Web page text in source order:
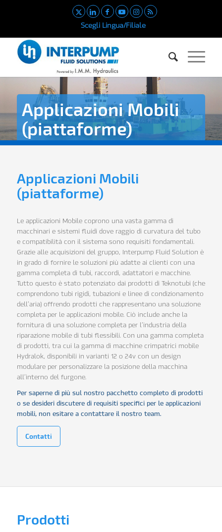
Scegli Lingua/Filiale
Applicazioni Mobili
(piattaforme)
Applicazioni Mobili
(piattaforme)
Le applicazioni Mobile coprono una vasta gamma di
macchinari e sistemi fluidi dove raggio di curvatura del tubo
e compatibilità con il sistema sono requisiti fondamentali.
Grazie alle acquisizioni del gruppo, Interpump Fluid Solution è
in grado di fornire le soluzioni più adatte ai clienti con una
gamma completa di tubi, raccordi, adattatori e macchine.
Tutto questo è stato potenziato dai prodotti di Teknotubi (che
comprendono tubi rigidi, tubazioni e linee di condizionamento
dell’aria) offrendo prodotti che rappresentano una soluzione
completa per le applicazioni mobile. Ciò include anche la
fornitura di una soluzione completa per l’industria della
riparazione mobile di tubi flessibili. Con una gamma completa
di prodotti, tra cui la gamma di macchine crimpatrici mobile
Hydralok, disponibili in varianti 12 o 24v con un design
modulare per personalizzare la posizione della macchina
all’interno del furgone.
Per saperne di più sul nostro pacchetto completo di prodotti
o se desideri discutere di requisiti specifici per le applicazioni
mobili, non esitare a contattare il nostro team.
Contatti
Prodotti